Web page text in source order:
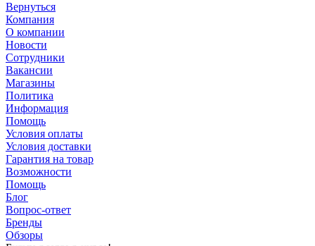
Вернуться
Компания
О компании
Новости
Сотрудники
Вакансии
Магазины
Политика
Информация
Помощь
Условия оплаты
Условия доставки
Гарантия на товар
Возможности
Помощь
Блог
Вопрос-ответ
Бренды
Обзоры